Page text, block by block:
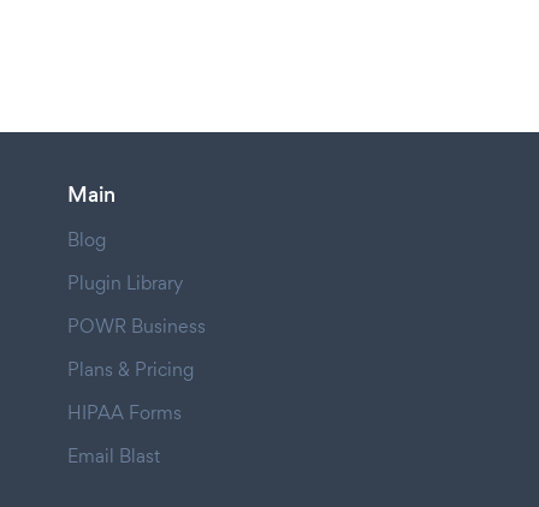
Main
Blog
Plugin Library
POWR Business
Plans & Pricing
HIPAA Forms
Email Blast